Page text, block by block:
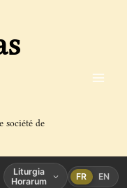
société de
Liturgia
Horarum
FR EN